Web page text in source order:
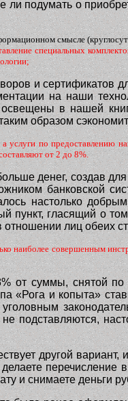
подумать о
смысле
специальных
и сертификатов
на наши
освещены в нашей
образом
а услуги по предоставлению
от 2 до 8%.
денег, создав
банковской
настолько
гласящий о
лиц обеих
совершенным
суммы, снятой
«Рога и копыта»
подставляются,
другой
перечисление
и снимаете деньги